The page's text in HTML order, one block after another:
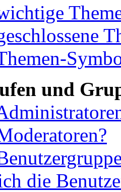
und
die